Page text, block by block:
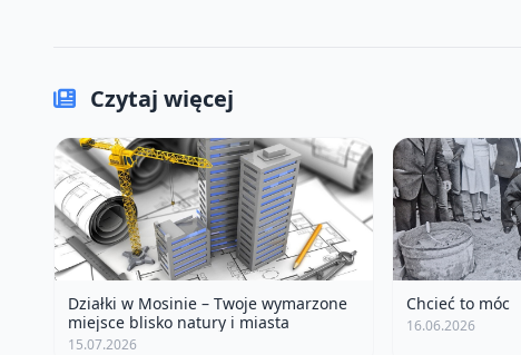
Czytaj więcej
Działki w Mosinie – Twoje wymarzone
miejsce blisko natury i miasta
15.07.2026
Chcieć to móc
16.06.2026